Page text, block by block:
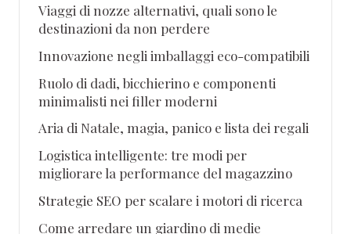
Viaggi di nozze alternativi, quali sono le
destinazioni da non perdere
Innovazione negli imballaggi eco-compatibili
Ruolo di dadi, bicchierino e componenti
minimalisti nei filler moderni
Aria di Natale, magia, panico e lista dei regali
Logistica intelligente: tre modi per
migliorare la performance del magazzino
Strategie SEO per scalare i motori di ricerca
Come arredare un giardino di medie